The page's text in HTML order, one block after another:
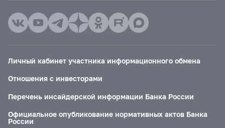
Личный кабинет участника информационного обмена
Отношения с инвесторами
Перечень инсайдерской информации Банка России
Официальное опубликование нормативных актов Банка
России